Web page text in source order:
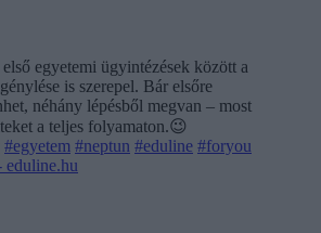
egyetemi ügyintézések között a
is szerepel. Bár elsőre
néhány lépésből megvan – most
a teljes folyamaton.😉
#egyetem #neptun #eduline #foryou
eduline.hu